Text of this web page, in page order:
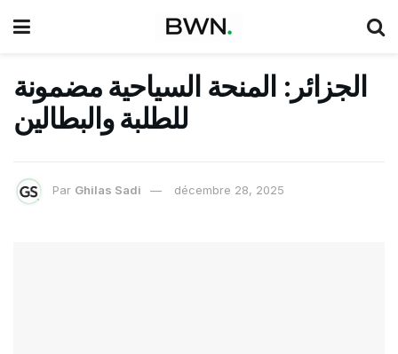
الجزائر: المنحة السياحية مضمونة
للطلبة والبطالين
Par Ghilas Sadi décembre 28, 2025